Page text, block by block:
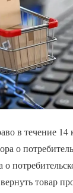
в течение
о
о
товар